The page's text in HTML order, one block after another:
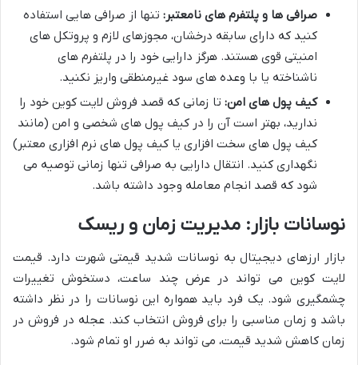
صرافی ها و پلتفرم های نامعتبر: تنها از صرافی هایی استفاده
کنید که دارای سابقه درخشان، مجوزهای لازم و پروتکل های
امنیتی قوی هستند. هرگز دارایی خود را در پلتفرم های
ناشناخته یا با وعده های سود غیرمنطقی واریز نکنید.
کیف پول های امن: تا زمانی که قصد فروش لایت کوین خود را
ندارید، بهتر است آن را در کیف پول های شخصی و امن (مانند
کیف پول های سخت افزاری یا کیف پول های نرم افزاری معتبر)
نگهداری کنید. انتقال دارایی به صرافی تنها زمانی توصیه می
شود که قصد انجام معامله وجود داشته باشد.
نوسانات بازار: مدیریت زمان و ریسک
بازار ارزهای دیجیتال به نوسانات شدید قیمتی شهرت دارد. قیمت
لایت کوین می تواند در عرض چند ساعت، دستخوش تغییرات
چشمگیری شود. یک فرد باید همواره این نوسانات را در نظر داشته
باشد و زمان مناسبی را برای فروش انتخاب کند. عجله در فروش در
زمان کاهش شدید قیمت، می تواند به ضرر او تمام شود.